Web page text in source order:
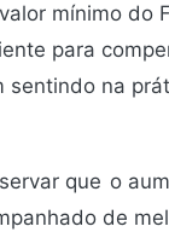
mínimo do
para
sentindo na
que o
de